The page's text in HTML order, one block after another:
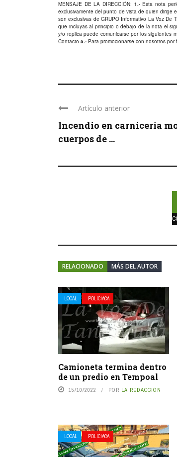
MENSAJE DE LA DIRECCIÓN: 1.-Esta nota
exclusivamente del punto de vista de quien dirige
son exclusivas de GRUPO Informativo La Voz De
que incluyas al principio o debajo de la nota el
y/o replica puede comunicarse por los siguientes
Contacto 5.- Para promocionarse con nosotros por
Artículo anterior
Incendio en carnicería
cuerpos de ...
RELACIONADO MÁS DEL AUTOR
LOCAL POLICIACA
Camioneta termina dentro
de un predio en Tempoal
15/10/2022 POR LA REDACCIÓN
LOCAL POLICIACA